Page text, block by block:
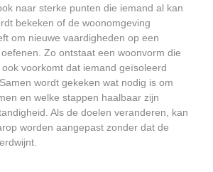
naar sterke punten die iemand al kan
bekeken of de woonomgeving
om nieuwe vaardigheden op een
Zo ontstaat een woonvorm die
voorkomt dat iemand geïsoleerd
wordt gekeken wat nodig is om
en welke stappen haalbaar zijn
Als de doelen veranderen, kan
worden aangepast zonder dat de